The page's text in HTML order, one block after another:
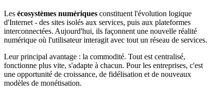
Les écosystèmes numériques constituent l'évolution logique
d'Internet - des sites isolés aux services, puis aux plateformes
interconnectées. Aujourd'hui, ils façonnent une nouvelle réalité
numérique où l'utilisateur interagit avec tout un réseau de services.
Leur principal avantage : la commodité. Tout est centralisé,
fonctionne plus vite, s'adapte à chacun. Pour les entreprises, c'est
une opportunité de croissance, de fidélisation et de nouveaux
modèles de monétisation.